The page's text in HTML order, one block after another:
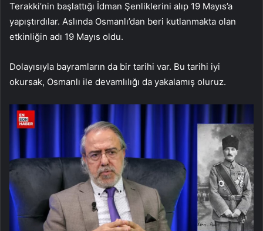
Terakki’nin başlattığı İdman Şenliklerini alıp 19 Mayıs’a
yapıştırdılar. Aslında Osmanlı’dan beri kutlanmakta olan
etkinliğin adı 19 Mayıs oldu.
Dolayısıyla bayramların da bir tarihi var. Bu tarihi iyi
okursak, Osmanlı ile devamlılığı da yakalamış oluruz.